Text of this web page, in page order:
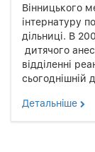
Вінницького
інтернатуру
дільниці. В
дитячого
відділенні
сьогоднішній
Детальнiше